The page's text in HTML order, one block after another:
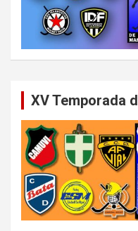
XV Temporada